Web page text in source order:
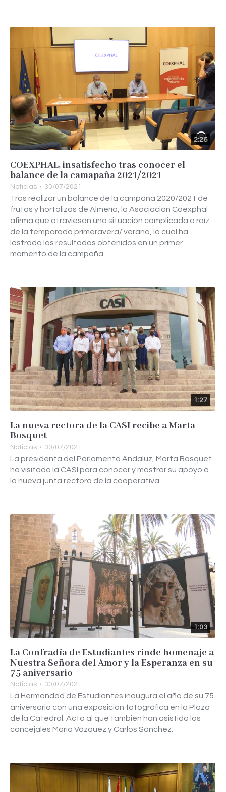
2:26
COEXPHAL, insatisfecho tras conocer el
balance de la camapaña 2021/2021
Noticias 30/07/2021
Tras realizar un balance de la campaña 2020/2021 de
frutas y hortalizas de Almería, la Asociación Coexphal
afirma que atraviesan una situación complicada a raíz
de la temporada primeravera/ verano, la cual ha
lastrado los resultados obtenidos en un primer
momento de la campaña.
1:27
La nueva rectora de la CASI recibe a Marta
Bosquet
Noticias 30/07/2021
La presidenta del Parlamento Andaluz, Marta Bosquet
ha visitado la CASI para conocer y mostrar su apoyo a
la nueva junta rectora de la cooperativa.
1:03
La Confradía de Estudiantes rinde homenaje a
Nuestra Señora del Amor y la Esperanza en su
75 aniversario
Noticias 30/07/2021
La Hermandad de Estudiantes inaugura el año de su 75
aniversario con una exposición fotográfica en la Plaza
de la Catedral. Acto al que también han asistido los
concejales María Vázquez y Carlos Sánchez.